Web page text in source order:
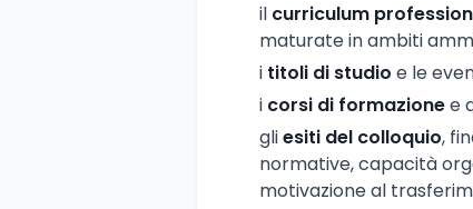
il curriculum
maturate in ambiti
i titoli di studio e le
i corsi di formazionee
gliesiti del colloquio,
normative, capacità
motivazione al